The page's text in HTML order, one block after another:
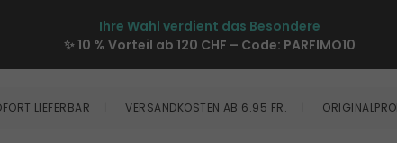
Ihre Wahl verdient das Besondere
✨ 10 % Vorteil ab 120 CHF – Code: PARFIMO10
LIEFERBAR VERSANDKOSTEN AB 6.95 FR.